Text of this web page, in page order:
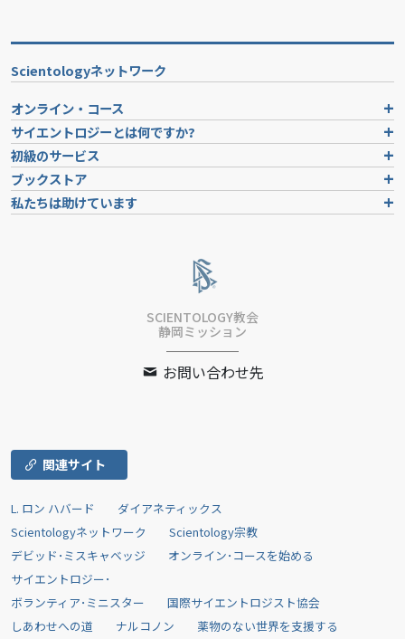
Scientologyネットワーク
オンライン・コース
サイエントロジーとは何ですか?
初級のサービス
ブックストア
私たちは助けています
SCIENTOLOGY教会
静岡ミッション
お問い合わせ先
関連サイト
L. ロン ハバード
ダイアネティックス
Scientologyネットワーク
Scientology宗教
デビッド･ミスキャベッジ
オンライン･コースを始める
サイエントロジー･
ボランティア･ミニスター
国際サイエントロジスト協会
しあわせへの道
ナルコノン 薬物のない世界を支援する